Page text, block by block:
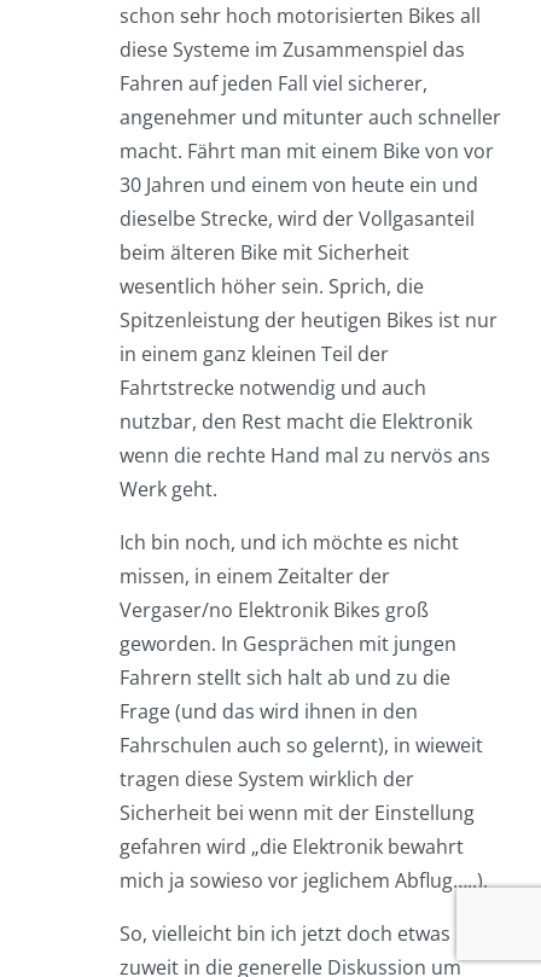
schon sehr hoch motorisierten Bikes all
diese Systeme im Zusammenspiel das
Fahren auf jeden Fall viel sicherer,
angenehmer und mitunter auch schneller
macht. Fährt man mit einem Bike von vor
30 Jahren und einem von heute ein und
dieselbe Strecke, wird der Vollgasanteil
beim älteren Bike mit Sicherheit
wesentlich höher sein. Sprich, die
Spitzenleistung der heutigen Bikes ist nur
in einem ganz kleinen Teil der
Fahrtstrecke notwendig und auch
nutzbar, den Rest macht die Elektronik
wenn die rechte Hand mal zu nervös ans
Werk geht.
Ich bin noch, und ich möchte es nicht
missen, in einem Zeitalter der
Vergaser/no Elektronik Bikes groß
geworden. In Gesprächen mit jungen
Fahrern stellt sich halt ab und zu die
Frage (und das wird ihnen in den
Fahrschulen auch so gelernt), in wieweit
tragen diese System wirklich der
Sicherheit bei wenn mit der Einstellung
gefahren wird „die Elektronik bewahrt
mich ja sowieso vor jeglichem Abflug…..).
So, vielleicht bin ich jetzt doch etwas
zuweit in die generelle Diskussion um